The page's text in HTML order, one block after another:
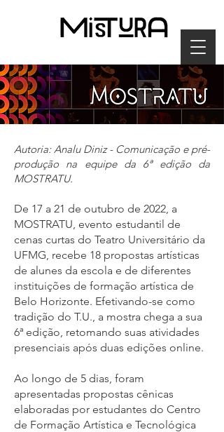
Autoria: Analu Diniz - Comunicação e pré-
produção na equipe da 6ª edição da
MOSTRATU.
De 17 a 21 de outubro de 2022, a
MOSTRATU, evento estudantil de
cenas curtas do Teatro Universitário da
UFMG, recebe 18 propostas artísticas
de alunes da escola e de diferentes
instituições de formação artística de
Belo Horizonte. Efetivando-se como
tradição do T.U., a mostra chega a sua
6ª edição, retomando suas atividades
presenciais após duas edições online.
Ao longo de 5 dias, foram
apresentadas propostas cênicas
elaboradas por estudantes do Centro
de Formação Artística e Tecnológica